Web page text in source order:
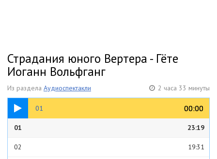
Страдания юного Вертера - Гёте
Иоганн Вольфганг
Из раздела Аудиоспектакли 2 часа 33 минуты
01 00:00
00:00
23:19
01 23:19
02 19:31